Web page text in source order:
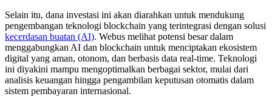
Selain itu, dana investasi ini akan diarahkan untuk mendukung
pengembangan teknologi blockchain yang terintegrasi dengan solusi
kecerdasan buatan (AI). Webus melihat potensi besar dalam
menggabungkan AI dan blockchain untuk menciptakan ekosistem
digital yang aman, otonom, dan berbasis data real-time. Teknologi
ini diyakini mampu mengoptimalkan berbagai sektor, mulai dari
analisis keuangan hingga pengambilan keputusan otomatis dalam
sistem pembayaran internasional.